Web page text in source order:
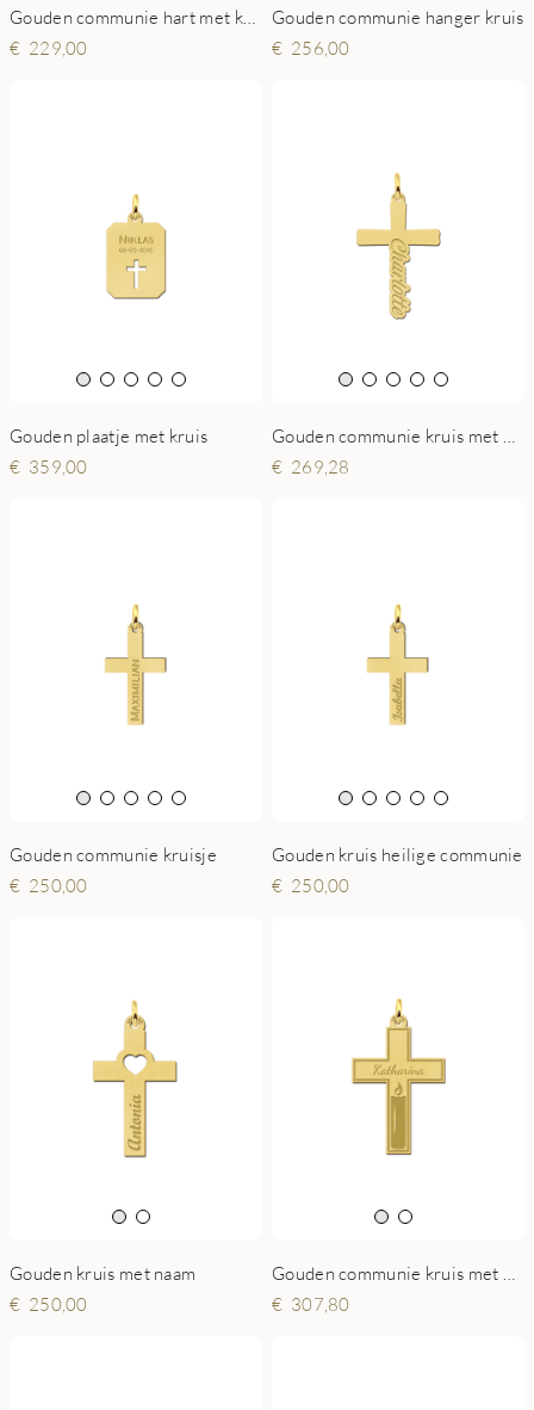
Gouden communie hart met kruis
229,00
Gouden communie hanger kruis
256,00
Gouden plaatje met kruis
359,00
269,28
Gouden communie kruisje
250,00
Gouden kruis heilige communie
250,00
Gouden kruis met naam
250,00
307,80